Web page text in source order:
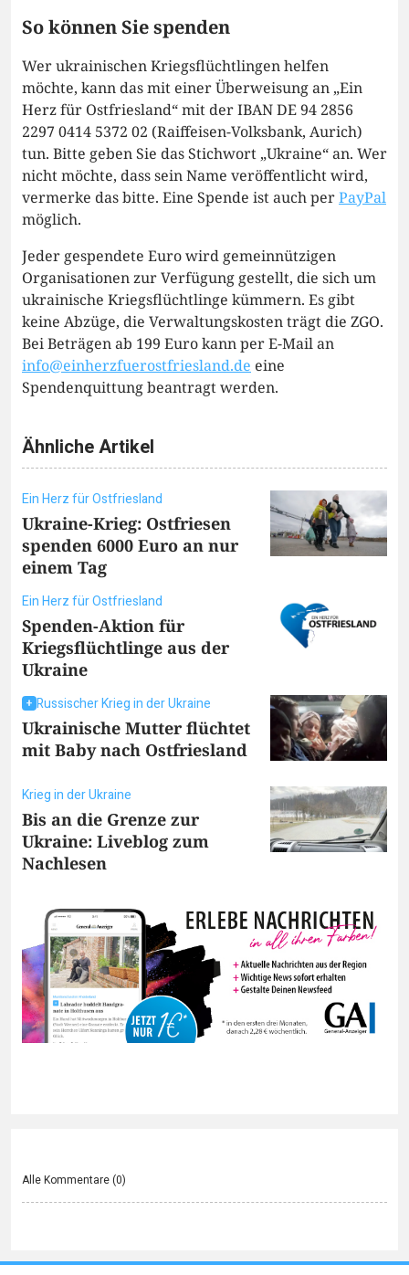
So können Sie spenden
Wer ukrainischen Kriegsflüchtlingen helfen
möchte, kann das mit einer Überweisung an „Ein
Herz für Ostfriesland“ mit der IBAN DE 94 2856
2297 0414 5372 02 (Raiffeisen-Volksbank, Aurich)
tun. Bitte geben Sie das Stichwort „Ukraine“ an. Wer
nicht möchte, dass sein Name veröffentlicht wird,
vermerke das bitte. Eine Spende ist auch perPayPal
möglich.
Jeder gespendete Euro wird gemeinnützigen
Organisationen zur Verfügung gestellt, die sich um
ukrainische Kriegsflüchtlinge kümmern. Es gibt
keine Abzüge, die Verwaltungskosten trägt die ZGO.
Bei Beträgen ab 199 Euro kann per E-Mail an
info@einherzfuerostfriesland.de eine
Spendenquittung beantragt werden.
Ähnliche Artikel
Ein Herz für Ostfriesland
Ukraine-Krieg: Ostfriesen
spenden 6000 Euro an nur
einem Tag
Ein Herz für Ostfriesland
Spenden-Aktion für
Kriegsflüchtlinge aus der
Ukraine
Russischer Krieg in der Ukraine
Ukrainische Mutter flüchtet
mit Baby nach Ostfriesland
Krieg in der Ukraine
Bis an die Grenze zur
Ukraine: Liveblog zum
Nachlesen
Alle Kommentare (0)